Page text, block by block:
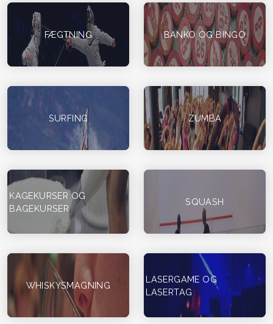
FÆGTNING BANKO OG BINGO
SURFING ZUMBA
KAGEKURSER OG
BAGEKURSER
SQUASH
WHISKYSMAGNING
LASERGAME OG
LASERTAG